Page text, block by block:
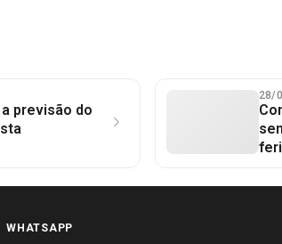
previsão do
28/
WHATSAPP